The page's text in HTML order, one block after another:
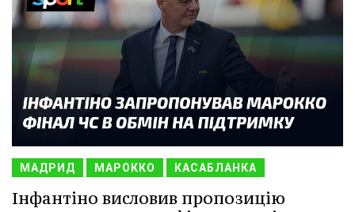
МАДРИД МАРОККО КАСАБЛАНКА
Інфантіно висловив пропозицію